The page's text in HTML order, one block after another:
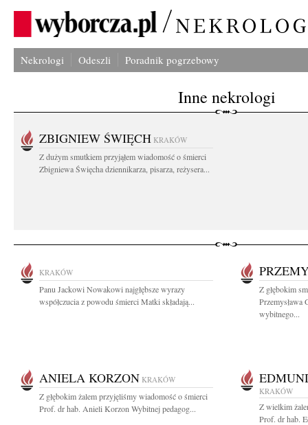
Nekrologi Odeszli Poradnik pogrzebowy
Inne nekrologi
ZBIGNIEW ŚWIĘCH KRAKÓW
Z dużym smutkiem przyjąłem wiadomość o śmierci
Zbigniewa Święcha dziennikarza, pisarza, reżysera...
KRAKÓW
Panu Jackowi Nowakowi najgłębsze wyrazy
współczucia z powodu śmierci Matki składają...
Z głębokim
Przemysława
wybitnego...
ANIELA KORZON KRAKÓW
Z głębokim żalem przyjęliśmy wiadomość o śmierci
Prof. dr hab. Anieli Korzon Wybitnej pedagog...
KRAKÓW
Z wielkim
Prof. dr hab.